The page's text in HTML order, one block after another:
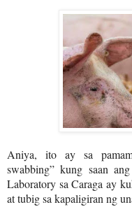
Aniya, ito ay sa
swabbing” kung saan
Laboratory sa Caraga ay
at tubig sa kapaligiran ng